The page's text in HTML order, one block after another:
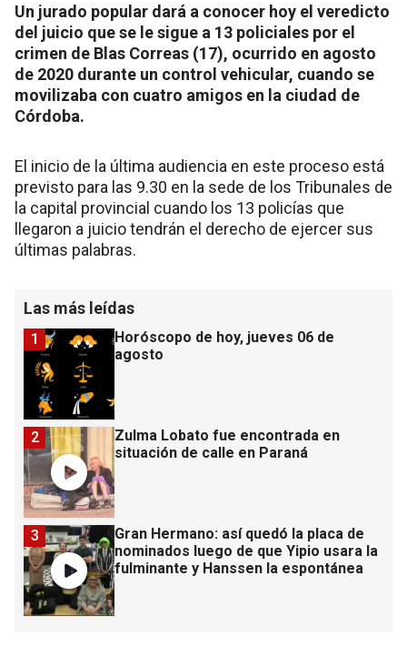
Un jurado popular dará a conocer hoy el veredicto
del juicio que se le sigue a 13 policiales por el
crimen de Blas Correas (17), ocurrido en agosto
de 2020 durante un control vehicular, cuando se
movilizaba con cuatro amigos en la ciudad de
Córdoba.
El inicio de la última audiencia en este proceso está
previsto para las 9.30 en la sede de los Tribunales de
la capital provincial cuando los 13 policías que
llegaron a juicio tendrán el derecho de ejercer sus
últimas palabras.
Las más leídas
Horóscopo de hoy, jueves 06 de
agosto
1
Zulma Lobato fue encontrada en
situación de calle en Paraná
2
Gran Hermano: así quedó la placa de
nominados luego de que Yipio usara la
fulminante y Hanssen la espontánea
3